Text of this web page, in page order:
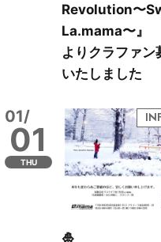
Revolution〜
La.mama〜』
よりクラファン
いたしました
01/
01
THU
🎍